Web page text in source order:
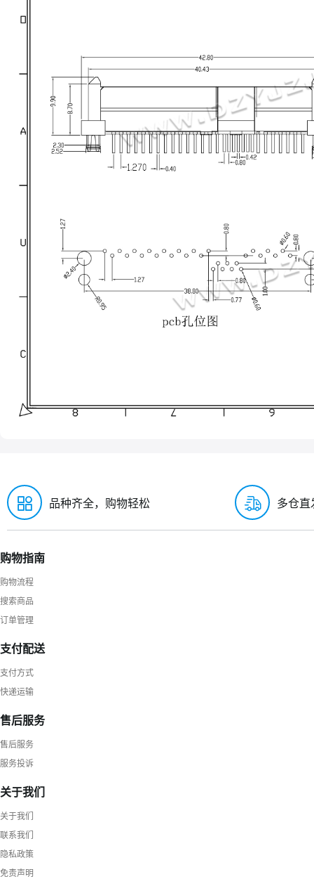
品种齐全，购物轻松 多仓直
购物指南
购物流程
搜索商品
订单管理
支付配送
支付方式
快递运输
售后服务
售后服务
服务投诉
关于我们
关于我们
联系我们
隐私政策
免责声明